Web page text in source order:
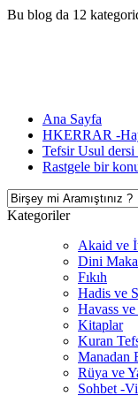
Bu blog da 12
Ana Sayfa
HKERRAR -
Tefsir Usul
Rastgele bir
Kategoriler
Akaid ve
Dini
Fıkıh
Hadis ve
Havass
Kitaplar
Kuran
Manadan
Rüya ve
Sohbet -